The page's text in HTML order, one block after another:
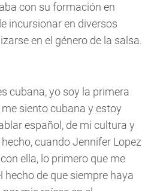
con su formación en
incursionar en diversos
en el género de la salsa.
cubana, yo soy la primera
me siento cubana y estoy
español, de mi cultura y
cuando Jennifer Lopez
ella, lo primero que me
hecho de que siempre haya